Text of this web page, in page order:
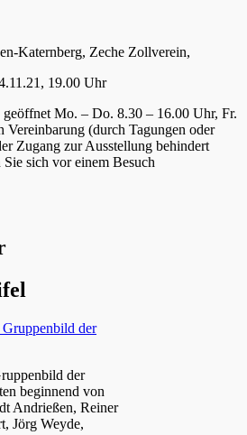
Katernberg, Zeche Zollverein,
19.00 Uhr
geöffnet Mo. – Do. 8.30 – 16.00 Uhr, Fr.
Vereinbarung (durch Tagungen oder
Zugang zur Ausstellung behindert
sich vor einem Besuch
der
beginnend von
Andrießen, Reiner
Jörg Weyde,